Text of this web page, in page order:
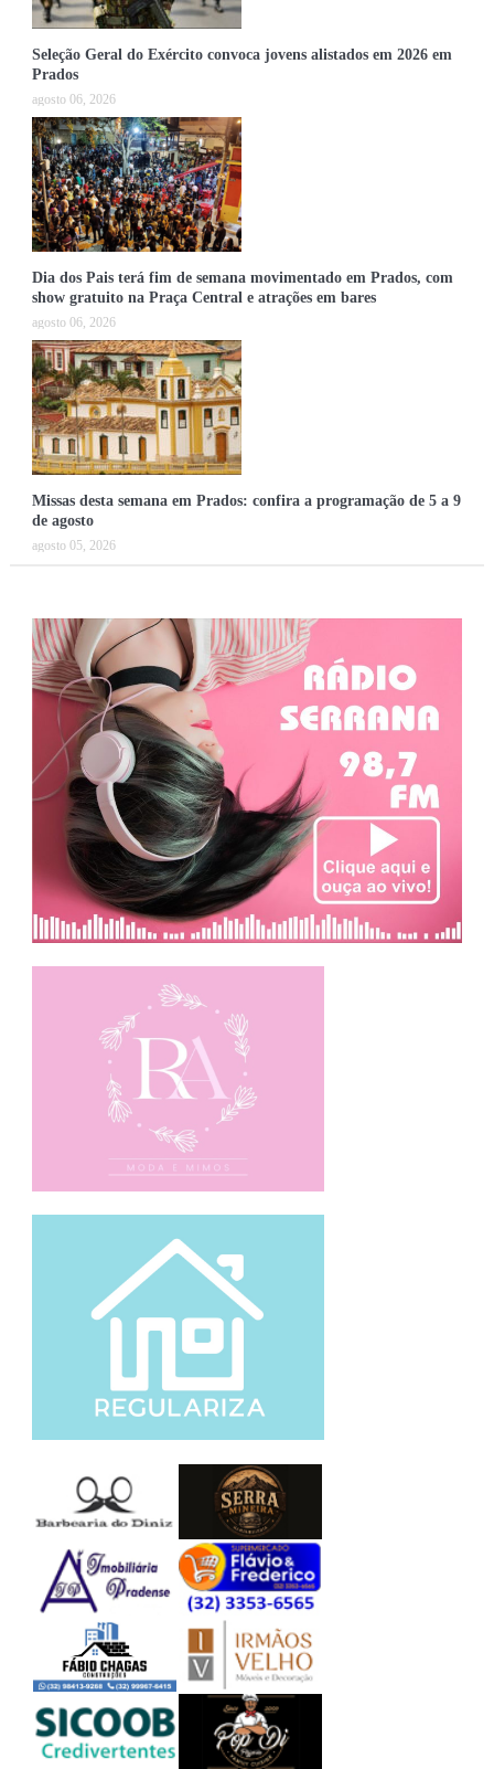
Seleção Geral do Exército convoca jovens alistados em 2026 em
Prados
agosto 06, 2026
Dia dos Pais terá fim de semana movimentado em Prados, com
show gratuito na Praça Central e atrações em bares
agosto 06, 2026
Missas desta semana em Prados: confira a programação de 5 a 9
de agosto
agosto 05, 2026